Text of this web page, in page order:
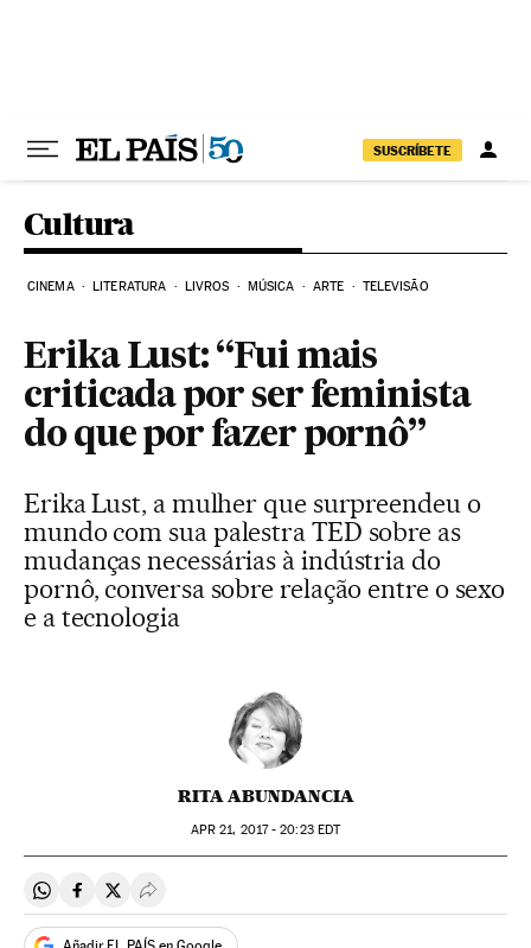
SUSCRÍBETE
Cultura
CINEMA LITERATURA LIVROS MÚSICA ARTE TELEVISÃO
Erika Lust: “Fui mais
criticada por ser feminista
do que por fazer pornô”
Erika Lust, a mulher que surpreendeu o
mundo com sua palestra TED sobre as
mudanças necessárias à indústria do
pornô, conversa sobre relação entre o sexo
e a tecnologia
RITA ABUNDANCIA
APR 21, 2017 - 20:23EDT
Compartir en Whatsapp
Compartir en Facebook
Compartir en Twitter
Desplegar Redes Sociales